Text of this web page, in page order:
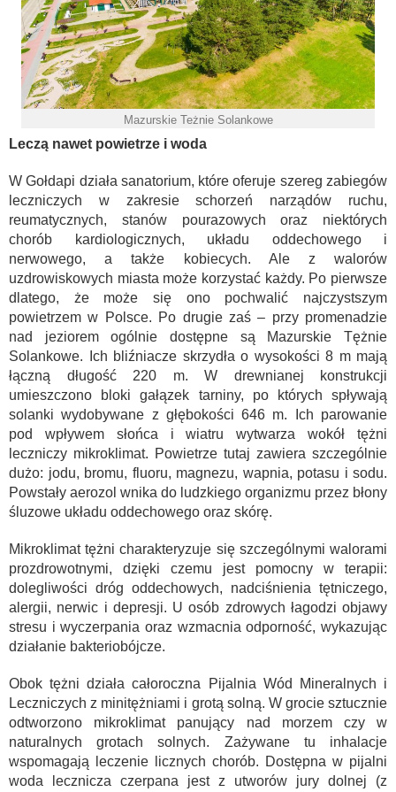
Mazurskie Teżnie Solankowe
Leczą nawet powietrze i woda
W Gołdapi działa sanatorium, które oferuje szereg zabiegów
leczniczych w zakresie schorzeń narządów ruchu,
reumatycznych, stanów pourazowych oraz niektórych
chorób kardiologicznych, układu oddechowego i
nerwowego, a także kobiecych. Ale z walorów
uzdrowiskowych miasta może korzystać każdy. Po pierwsze
dlatego, że może się ono pochwalić najczystszym
powietrzem w Polsce. Po drugie zaś – przy promenadzie
nad jeziorem ogólnie dostępne są Mazurskie Tężnie
Solankowe. Ich bliźniacze skrzydła o wysokości 8 m mają
łączną długość 220 m. W drewnianej konstrukcji
umieszczono bloki gałązek tarniny, po których spływają
solanki wydobywane z głębokości 646 m. Ich parowanie
pod wpływem słońca i wiatru wytwarza wokół tężni
leczniczy mikroklimat. Powietrze tutaj zawiera szczególnie
dużo: jodu, bromu, fluoru, magnezu, wapnia, potasu i sodu.
Powstały aerozol wnika do ludzkiego organizmu przez błony
śluzowe układu oddechowego oraz skórę.
Mikroklimat tężni charakteryzuje się szczególnymi walorami
prozdrowotnymi, dzięki czemu jest pomocny w terapii:
dolegliwości dróg oddechowych, nadciśnienia tętniczego,
alergii, nerwic i depresji. U osób zdrowych łagodzi objawy
stresu i wyczerpania oraz wzmacnia odporność, wykazując
działanie bakteriobójcze.
Obok tężni działa całoroczna Pijalnia Wód Mineralnych i
Leczniczych z minitężniami i grotą solną. W grocie sztucznie
odtworzono mikroklimat panujący nad morzem czy w
naturalnych grotach solnych. Zażywane tu inhalacje
wspomagają leczenie licznych chorób. Dostępna w pijalni
woda lecznicza czerpana jest z utworów jury dolnej (z